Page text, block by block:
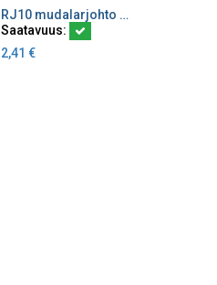
Lisää ostoskoriinRJ10 mudalarjohto 4 nap kierre musta
Saatavuus:
2,41 €